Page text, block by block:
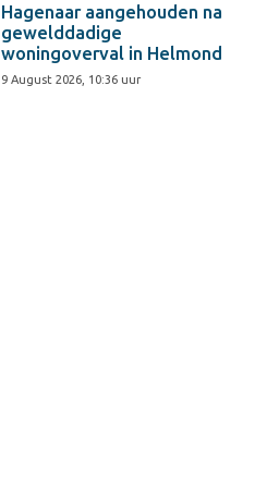
Hagenaar aangehouden na
gewelddadige
woningoverval in Helmond
9 August 2026, 10:36 uur